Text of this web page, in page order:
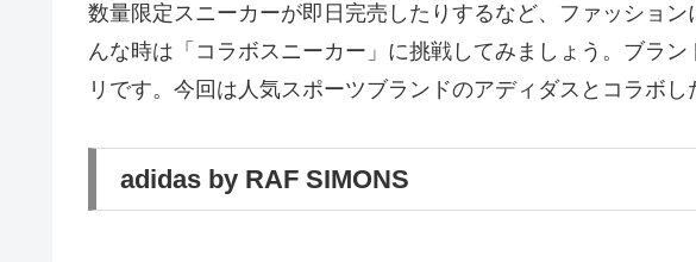
数量限定スニーカーが即日完売したりするなど、ファッショ
んな時は「コラボスニーカー」に挑戦してみましょう。ブラ
リです。今回は人気スポーツブランドのアディダスとコラボし
adidas by RAF SIMONS